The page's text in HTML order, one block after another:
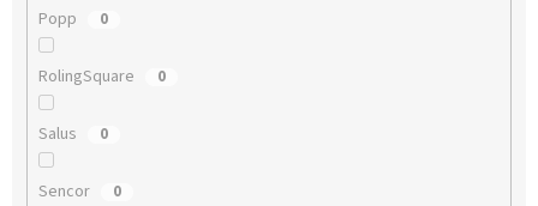
Popp 0
RolingSquare 0
Salus 0
Sencor 0